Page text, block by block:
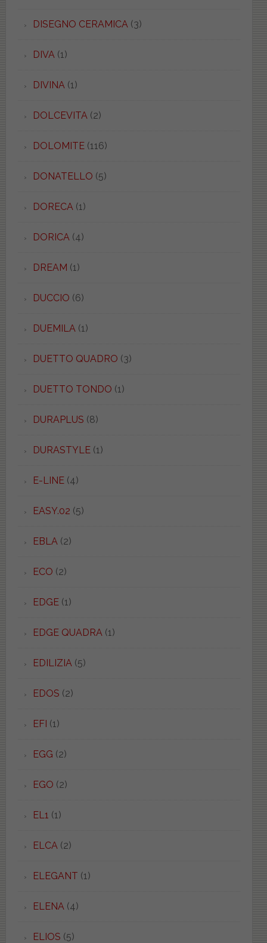
DISEGNO CERAMICA (3)
DIVA (1)
DIVINA (1)
DOLCEVITA (2)
DOLOMITE(116)
DONATELLO (5)
DORECA (1)
DORICA (4)
DREAM (1)
DUCCIO (6)
DUEMILA (1)
DUETTO QUADRO (3)
DUETTO TONDO (1)
DURAPLUS (8)
DURASTYLE(1)
E-LINE(4)
EASY.02 (5)
EBLA (2)
ECO (2)
EDGE(1)
EDGE QUADRA (1)
EDILIZIA (5)
EDOS (2)
EFI (1)
EGG (2)
EGO (2)
EL1 (1)
ELCA (2)
ELEGANT (1)
ELENA (4)
ELIOS (5)